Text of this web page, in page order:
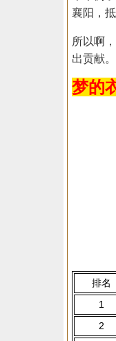
襄阳，
所以啊
出贡献
梦的
排名
1
2